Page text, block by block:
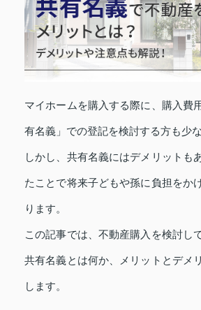
マイホームを購入する際に、購入費
有名義」での登記を検討する方も少
しかし、共有名義にはデメリットも
たことで将来子どもや孫に負担をか
ります。
この記事では、不動産購入を検討し
共有名義とは何か、メリットとデメ
します。